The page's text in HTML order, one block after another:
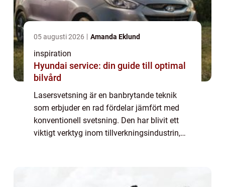
05 augusti 2026 Amanda Eklund
inspiration
Hyundai service: din guide till optimal
bilvård
Lasersvetsning är en banbrytande teknik
som erbjuder en rad fördelar jämfört med
konventionell svetsning. Den har blivit ett
viktigt verktyg inom tillverkningsindustrin,